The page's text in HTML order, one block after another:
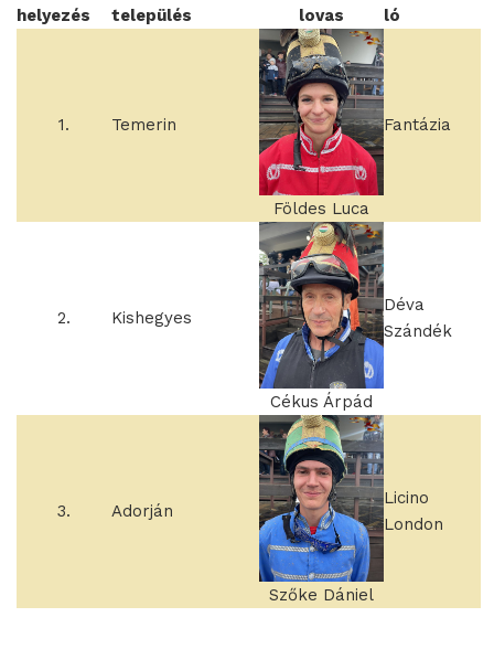
helyezés
település lovas ló
1. Temerin
Földes Luca
Fantázia
2. Kishegyes
Cékus Árpád
Déva
Szándék
3. Adorján
Szőke Dániel
Licino
London